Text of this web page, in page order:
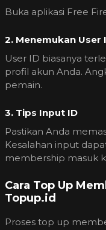
Buka aplikasi Free
2. Menemukan User
User ID biasanya
profil akun Anda.
pemain.
3. Tips Input ID
Pastikan Anda
Kesalahan input
membership masuk
Cara Top Up
Topup.id
Proses top up